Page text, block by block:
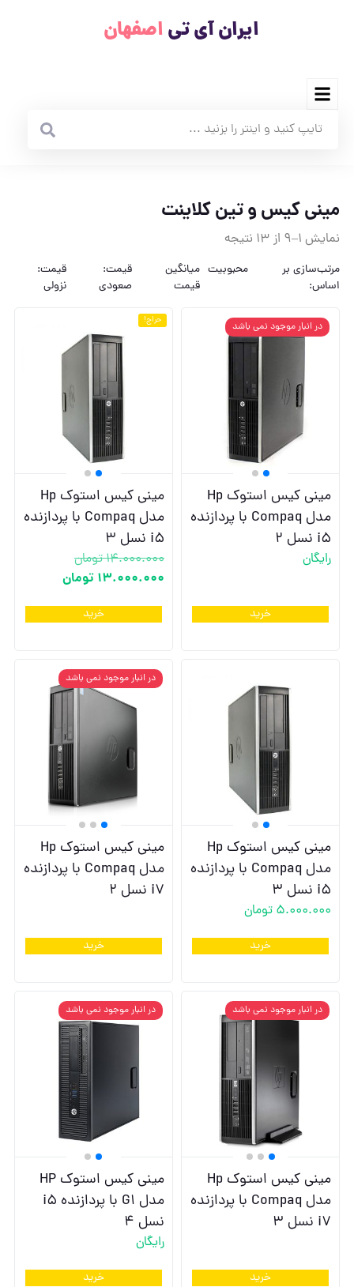
ایران آی تی اصفهان
مینی کیس و تین کلاینت
نمایش 1–9 از 13 نتیجه
مرتب‌سازی بر
اساس:
محبوبیت میانگین
قیمت
قیمت:
صعودی
قیمت:
نزولی
مینی کیس استوک Hp
مدل Compaq با پردازنده
i5 نسل 2
رایگان
در انبار موجود نمی باشد
خرید
حراج!
مینی کیس استوک Hp
مدل Compaq با پردازنده
i5 نسل 3
14.000.000تومان
13.000.000 تومان
خرید
مینی کیس استوک Hp
مدل Compaq با پردازنده
i5 نسل 3
5.000.000 تومان
خرید
مینی کیس استوک Hp
مدل Compaq با پردازنده
i7 نسل 2
در انبار موجود نمی باشد
خرید
مینی کیس استوک Hp
مدل Compaq با پردازنده
i7 نسل 3
در انبار موجود نمی باشد
خرید
مینی کیس استوک HP
مدل G1 با پردازنده i5
نسل 4
رایگان
در انبار موجود نمی باشد
خرید